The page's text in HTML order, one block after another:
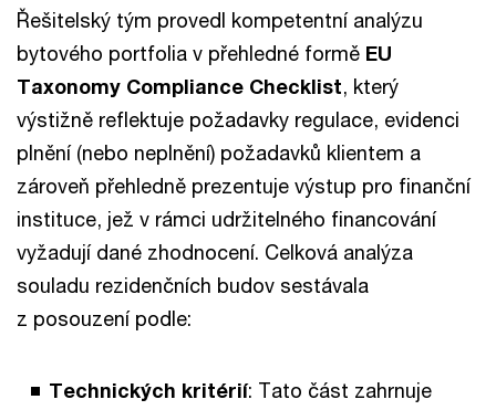
Řešitelský tým provedl kompetentní analýzu
bytového portfolia v přehledné formě EU
Taxonomy Compliance Checklist, který
výstižně reflektuje požadavky regulace, evidenci
plnění (nebo neplnění) požadavků klientem a
zároveň přehledně prezentuje výstup pro finanční
instituce, jež v rámci udržitelného financování
vyžadují dané zhodnocení. Celková analýza
souladu rezidenčních budov sestávala
z posouzení podle:
Technických kritérií: Tato část zahrnuje